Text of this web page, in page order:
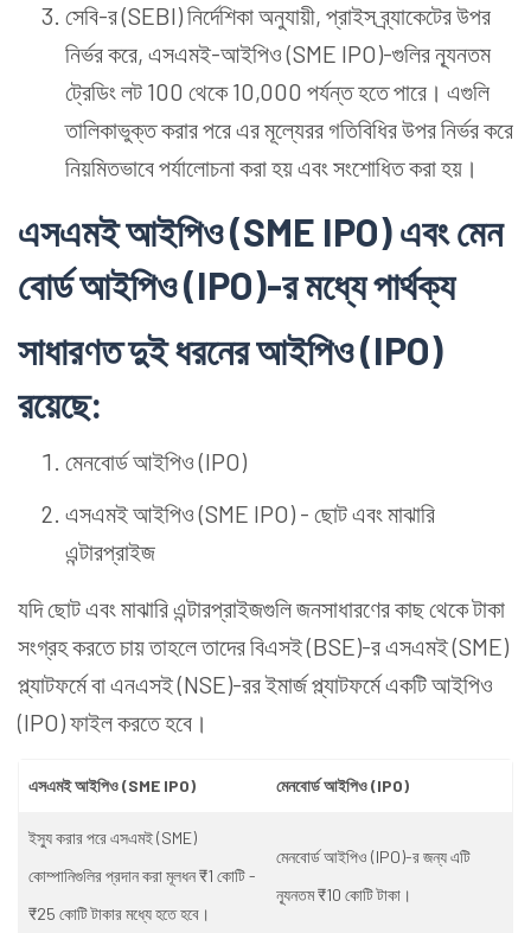
সেবি-র (SEBI) নির্দেশিকা অনুযায়ী, প্রাইস ব্র্যাকেটের উপর
নির্ভর করে, এসএমই-আইপিও (SME IPO)-গুলির ন্যূনতম
ট্রেডিং লট 100 থেকে 10,000 পর্যন্ত হতে পারে। এগুলি
তালিকাভুক্ত করার পরে এর মূল্যেরর গতিবিধির উপর নির্ভর করে
নিয়মিতভাবে পর্যালোচনা করা হয় এবং সংশোধিত করা হয়।
এসএমই আইপিও (SME IPO) এবং মেন
বোর্ড আইপিও (IPO)-র মধ্যে পার্থক্য
সাধারণত দুই ধরনের আইপিও (IPO)
রয়েছে:
মেনবোর্ড আইপিও (IPO)
এসএমই আইপিও (SME IPO) - ছোট এবং মাঝারি
এন্টারপ্রাইজ
যদি ছোট এবং মাঝারি এন্টারপ্রাইজগুলি জনসাধারণের কাছ থেকে টাকা
সংগ্রহ করতে চায় তাহলে তাদের বিএসই (BSE)-র এসএমই (SME)
প্ল্যাটফর্মে বা এনএসই (NSE)-রর ইমার্জ প্ল্যাটফর্মে একটি আইপিও
(IPO) ফাইল করতে হবে।
এসএমই আইপিও (SME IPO) মেনবোর্ড আইপিও (IPO)
ইস্যু করার পরে এসএমই (SME)
কোম্পানিগুলির প্রদান করা মূলধন ₹1 কোটি -
₹25 কোটি টাকার মধ্যে হতে হবে।
মেনবোর্ড আইপিও (IPO)-র জন্য এটি
ন্যূনতম ₹10 কোটি টাকা।